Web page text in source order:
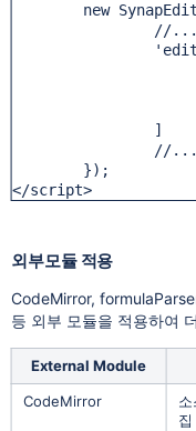
new SynapEditor('
		//...
//
//
		]
		//...
	});
</script>
외부모듈 적용
CodeMirror,
등 외부 모듈을 적용하여
External Module
CodeMirror